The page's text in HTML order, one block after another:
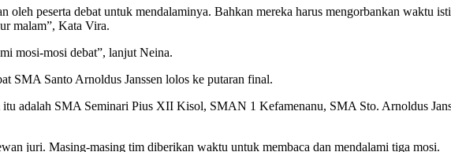
peserta debat untuk mendalaminya. Bahkan mereka harus mengorbankan waktu
malam”, Kata Vira.
mosi-mosi debat”, lanjut Neina.
SMA Santo Arnoldus Janssen lolos ke putaran final.
adalah SMA Seminari Pius XII Kisol, SMAN 1 Kefamenanu, SMA Sto. Arnoldus
juri. Masing-masing tim diberikan waktu untuk membaca dan mendalami tiga mosi.